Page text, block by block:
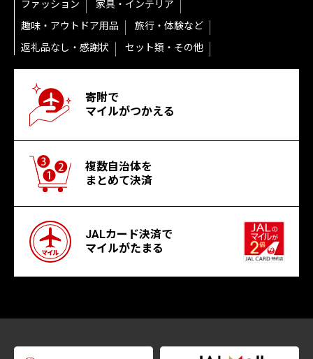
ファッション
家具・インテリア
趣味・アウトドア用品
旅行・体験など
返礼品なし・感謝状
セット類・その他
寄附で
マイルがつかえる
複数自治体を
まとめて決済
JALカード決済で
マイルがたまる